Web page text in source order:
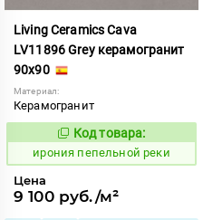
Living Ceramics Cava
LV11896 Grey керамогранит
90x90
Материал:
Керамогранит
1102579
Код товара:
ирония пепельной реки
Цена
9 100 руб./м²